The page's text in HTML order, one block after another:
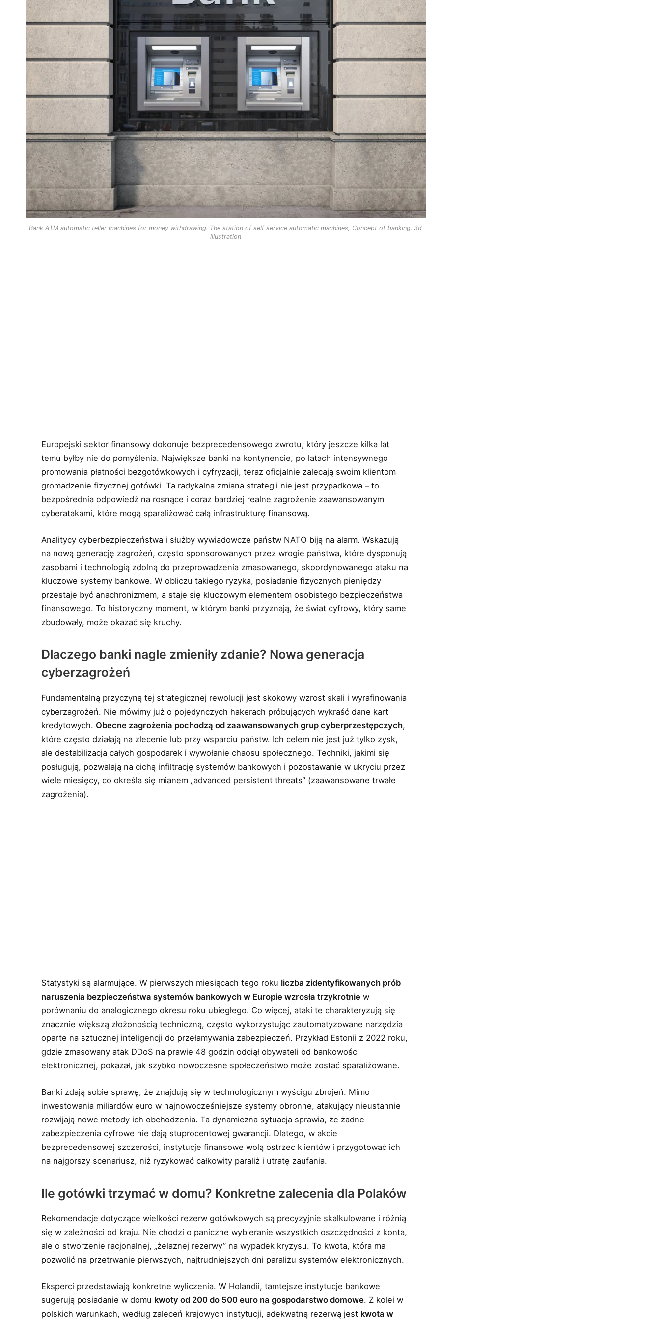
Bank ATM automatic teller machines for money withdrawing. The station of self service automatic machines, Concept of banking. 3d
illustration
Europejski sektor finansowy dokonuje bezprecedensowego zwrotu, który jeszcze kilka lat
temu byłby nie do pomyślenia. Największe banki na kontynencie, po latach intensywnego
promowania płatności bezgotówkowych i cyfryzacji, teraz oficjalnie zalecają swoim klientom
gromadzenie fizycznej gotówki. Ta radykalna zmiana strategii nie jest przypadkowa – to
bezpośrednia odpowiedź na rosnące i coraz bardziej realne zagrożenie zaawansowanymi
cyberatakami, które mogą sparaliżować całą infrastrukturę finansową.
Analitycy cyberbezpieczeństwa i służby wywiadowcze państw NATO biją na alarm. Wskazują
na nową generację zagrożeń, często sponsorowanych przez wrogie państwa, które dysponują
zasobami i technologią zdolną do przeprowadzenia zmasowanego, skoordynowanego ataku na
kluczowe systemy bankowe. W obliczu takiego ryzyka, posiadanie fizycznych pieniędzy
przestaje być anachronizmem, a staje się kluczowym elementem osobistego bezpieczeństwa
finansowego. To historyczny moment, w którym banki przyznają, że świat cyfrowy, który same
zbudowały, może okazać się kruchy.
Dlaczego banki nagle zmieniły zdanie? Nowa generacja
cyberzagrożeń
Fundamentalną przyczyną tej strategicznej rewolucji jest skokowy wzrost skali i wyrafinowania
cyberzagrożeń. Nie mówimy już o pojedynczych hakerach próbujących wykraść dane kart
kredytowych. Obecne zagrożenia pochodzą od zaawansowanych grup cyberprzestępczych,
które często działają na zlecenie lub przy wsparciu państw. Ich celem nie jest już tylko zysk,
ale destabilizacja całych gospodarek i wywołanie chaosu społecznego. Techniki, jakimi się
posługują, pozwalają na cichą infiltrację systemów bankowych i pozostawanie w ukryciu przez
wiele miesięcy, co określa się mianem „advanced persistent threats” (zaawansowane trwałe
zagrożenia).
Statystyki są alarmujące. W pierwszych miesiącach tego roku liczba zidentyfikowanych prób
naruszenia bezpieczeństwa systemów bankowych w Europie wzrosła trzykrotnie w
porównaniu do analogicznego okresu roku ubiegłego. Co więcej, ataki te charakteryzują się
znacznie większą złożonością techniczną, często wykorzystując zautomatyzowane narzędzia
oparte na sztucznej inteligencji do przełamywania zabezpieczeń. Przykład Estonii z 2022 roku,
gdzie zmasowany atak DDoS na prawie 48 godzin odciął obywateli od bankowości
elektronicznej, pokazał, jak szybko nowoczesne społeczeństwo może zostać sparaliżowane.
Banki zdają sobie sprawę, że znajdują się w technologicznym wyścigu zbrojeń. Mimo
inwestowania miliardów euro w najnowocześniejsze systemy obronne, atakujący nieustannie
rozwijają nowe metody ich obchodzenia. Ta dynamiczna sytuacja sprawia, że żadne
zabezpieczenia cyfrowe nie dają stuprocentowej gwarancji. Dlatego, w akcie
bezprecedensowej szczerości, instytucje finansowe wolą ostrzec klientów i przygotować ich
na najgorszy scenariusz, niż ryzykować całkowity paraliż i utratę zaufania.
Ile gotówki trzymać w domu? Konkretne zalecenia dla Polaków
Rekomendacje dotyczące wielkości rezerw gotówkowych są precyzyjnie skalkulowane i różnią
się w zależności od kraju. Nie chodzi o paniczne wybieranie wszystkich oszczędności z konta,
ale o stworzenie racjonalnej, „żelaznej rezerwy” na wypadek kryzysu. To kwota, która ma
pozwolić na przetrwanie pierwszych, najtrudniejszych dni paraliżu systemów elektronicznych.
Eksperci przedstawiają konkretne wyliczenia. W Holandii, tamtejsze instytucje bankowe
sugerują posiadanie w domu kwoty od 200 do 500 euro na gospodarstwo domowe. Z kolei w
polskich warunkach, według zaleceń krajowych instytucji, adekwatną rezerwą jest kwota w